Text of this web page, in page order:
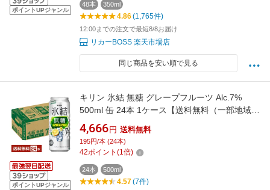
ポイントUPジャンル
48本 350ml
4.86(1,765件)
12:00までの注文で最短8/8お届け
リカーBOSS 楽天市場店
同じ商品を安い順で見る
ポイントUPジャンル
キリン 氷結 無糖 グレープフルーツ Alc.7%
500ml 缶 24本 1ケース【送料無料（一部地域除
く）】 チューハイ 氷結無糖グレープフルーツ
7% キリンビール
4,666 円 送料無料
195円/本 (24本)
42ポイント (1倍)
24本 500ml
4.57(7件)